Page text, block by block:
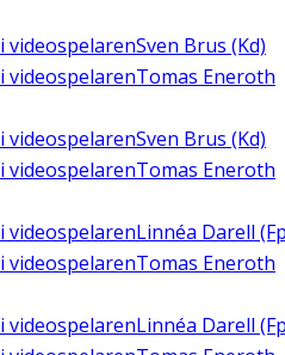
i videospelarenSven Brus (Kd)
i videospelarenTomas Eneroth
i videospelarenSven Brus (Kd)
i videospelarenTomas Eneroth
i videospelarenLinnéa Darell
i videospelarenTomas Eneroth
i videospelarenLinnéa Darell